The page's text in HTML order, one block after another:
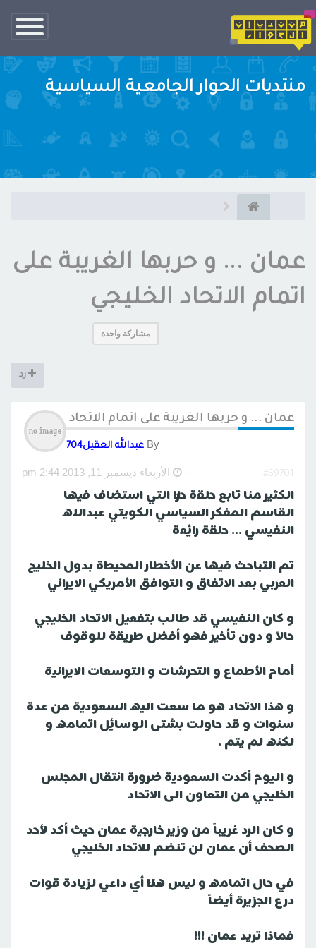
تبديل
الناف
منتديات الحوار الجامعية السياسية
عمان ... و حربها الغريبة على
اتمام الاتحاد الخليجي
مشاركة واحدة
رد
عمان ... و حربها الغريبة على اتمام الاتحاد الخليجي
By عبدالله العقيل704
- الأربعاء ديسمبر 11, 2013 2:44 pm #69701
الكثير منا تابع حلقة حراك التي استضاف فيها
القاسم المفكر السياسي الكويتي عبدالله
النفيسي ... حلقة رائعة
تم التباحث فيها عن الأخطار المحيطة بدول الخليج
العربي بعد الاتفاق و التوافق الأمريكي الايراني
و كان النفيسي قد طالب بتفعيل الاتحاد الخليجي
حالاً و دون تأخير فهو أفضل طريقة للوقوف
أمام الأطماع و التحرشات و التوسعات الايرانية
و هذا الاتحاد هو ما سعت اليه السعودية من عدة
سنوات و قد حاولت بشتى الوسائل اتمامه و
لكنه لم يتم .
و اليوم أكدت السعودية ضرورة انتقال المجلس
الخليجي من التعاون الى الاتحاد
و كان الرد غريباً من وزير خارجية عمان حيث أكد لأحد
الصحف أن عمان لن تنضم للاتحاد الخليجي
في حال اتمامه و ليس هناك أي داعي لزيادة قوات
درع الجزيرة أيضاً
فماذا تريد عمان !!!